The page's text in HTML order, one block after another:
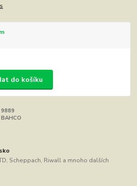
do košíku
9889
BAHCO
Scheppach, Riwall a mnoho dalších